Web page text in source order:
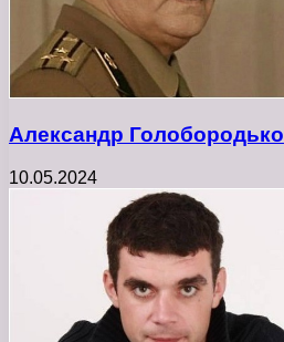
Александр Голобородько
10.05.2024